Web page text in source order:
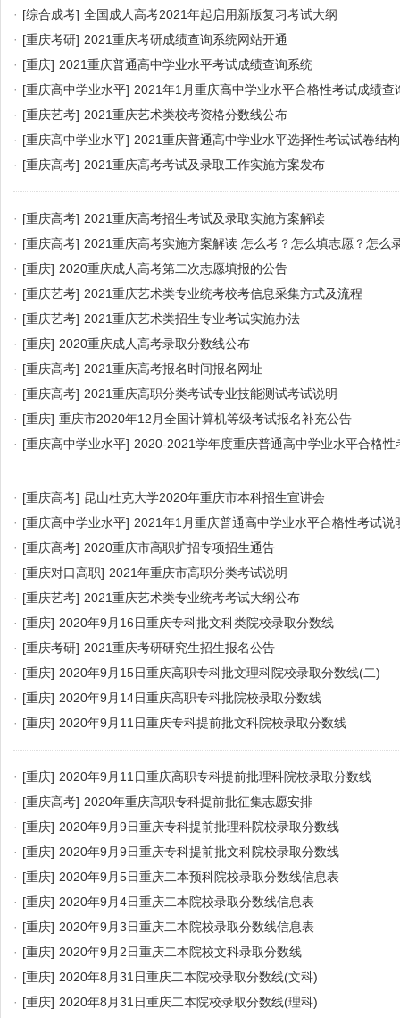
· [综合成考] 全国成人高考2021年起启用新版复习考试大纲
· [重庆考研] 2021重庆考研成绩查询系统网站开通
· [重庆] 2021重庆普通高中学业水平考试成绩查询系统
· [重庆高中学业水平] 2021年1月重庆高中学业水平合格性考试成绩查
· [重庆艺考] 2021重庆艺术类校考资格分数线公布
· [重庆高中学业水平] 2021重庆普通高中学业水平选择性考试试卷结构
· [重庆高考] 2021重庆高考考试及录取工作实施方案发布
· [重庆高考] 2021重庆高考招生考试及录取实施方案解读
· [重庆高考] 2021重庆高考实施方案解读 怎么考？怎么填志愿？怎么
· [重庆] 2020重庆成人高考第二次志愿填报的公告
· [重庆艺考] 2021重庆艺术类专业统考校考信息采集方式及流程
· [重庆艺考] 2021重庆艺术类招生专业考试实施办法
· [重庆] 2020重庆成人高考录取分数线公布
· [重庆高考] 2021重庆高考报名时间报名网址
· [重庆高考] 2021重庆高职分类考试专业技能测试考试说明
· [重庆] 重庆市2020年12月全国计算机等级考试报名补充公告
· [重庆高中学业水平] 2020-2021学年度重庆普通高中学业水平合格性
· [重庆高考] 昆山杜克大学2020年重庆市本科招生宣讲会
· [重庆高中学业水平] 2021年1月重庆普通高中学业水平合格性考试说
· [重庆高考] 2020重庆市高职扩招专项招生通告
· [重庆对口高职] 2021年重庆市高职分类考试说明
· [重庆艺考] 2021重庆艺术类专业统考考试大纲公布
· [重庆] 2020年9月16日重庆专科批文科类院校录取分数线
· [重庆考研] 2021重庆考研研究生招生报名公告
· [重庆] 2020年9月15日重庆高职专科批文理科院校录取分数线(二)
· [重庆] 2020年9月14日重庆高职专科批院校录取分数线
· [重庆] 2020年9月11日重庆专科提前批文科院校录取分数线
· [重庆] 2020年9月11日重庆高职专科提前批理科院校录取分数线
· [重庆高考] 2020年重庆高职专科提前批征集志愿安排
· [重庆] 2020年9月9日重庆专科提前批理科院校录取分数线
· [重庆] 2020年9月9日重庆专科提前批文科院校录取分数线
· [重庆] 2020年9月5日重庆二本预科院校录取分数线信息表
· [重庆] 2020年9月4日重庆二本院校录取分数线信息表
· [重庆] 2020年9月3日重庆二本院校录取分数线信息表
· [重庆] 2020年9月2日重庆二本院校文科录取分数线
· [重庆] 2020年8月31日重庆二本院校录取分数线(文科)
· [重庆] 2020年8月31日重庆二本院校录取分数线(理科)